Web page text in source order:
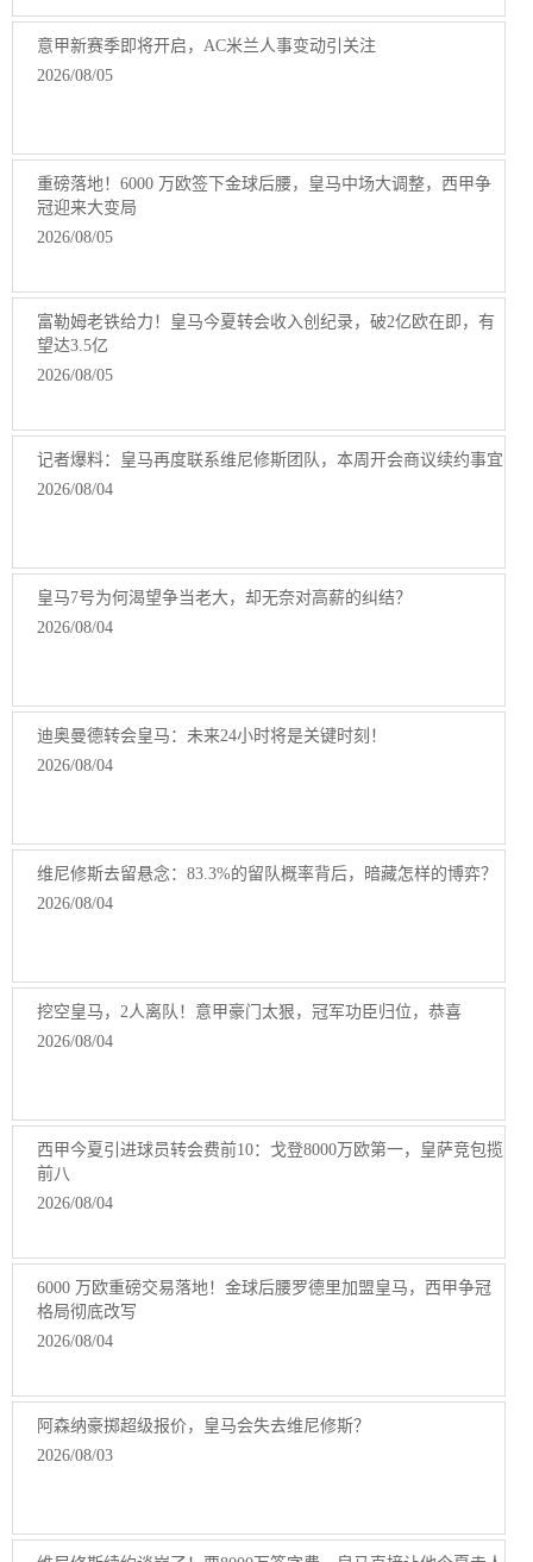
意甲新赛季即将开启，AC米兰人事变动引关注
2026/08/05
重磅落地！6000 万欧签下金球后腰，皇马中场大调整，西甲争
冠迎来大变局
2026/08/05
富勒姆老铁给力！皇马今夏转会收入创纪录，破2亿欧在即，有
望达3.5亿
2026/08/05
记者爆料：皇马再度联系维尼修斯团队，本周开会商议续约事宜
2026/08/04
皇马7号为何渴望争当老大，却无奈对高薪的纠结？
2026/08/04
迪奥曼德转会皇马：未来24小时将是关键时刻！
2026/08/04
维尼修斯去留悬念：83.3%的留队概率背后，暗藏怎样的博弈？
2026/08/04
挖空皇马，2人离队！意甲豪门太狠，冠军功臣归位，恭喜
2026/08/04
西甲今夏引进球员转会费前10：戈登8000万欧第一，皇萨竞包揽
前八
2026/08/04
6000 万欧重磅交易落地！金球后腰罗德里加盟皇马，西甲争冠
格局彻底改写
2026/08/04
阿森纳豪掷超级报价，皇马会失去维尼修斯？
2026/08/03